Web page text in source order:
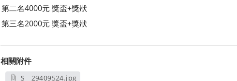
第二名4000元 獎盃+獎狀
第三名2000元 獎盃+獎狀
相關附件
S__29409524.jpg